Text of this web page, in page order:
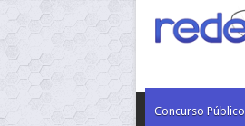
Concurso Público